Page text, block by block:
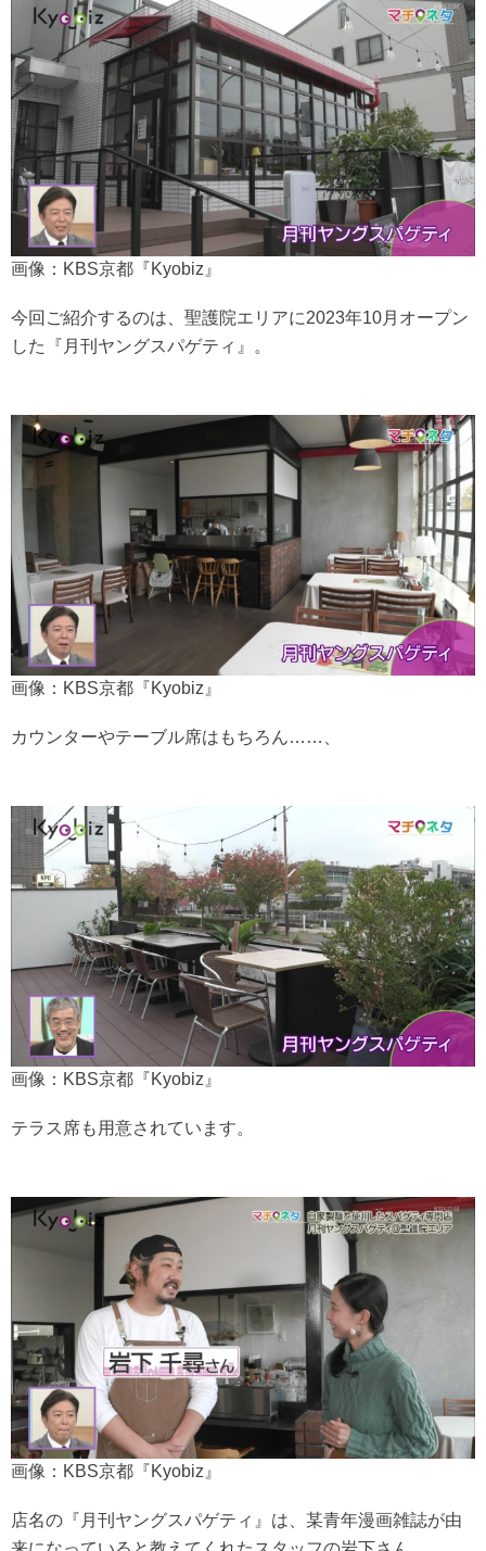
画像：KBS京都『Kyobiz』
今回ご紹介するのは、聖護院エリアに2023年10月オープン
した『月刊ヤングスパゲティ』。
画像：KBS京都『Kyobiz』
カウンターやテーブル席はもちろん……、
画像：KBS京都『Kyobiz』
テラス席も用意されています。
画像：KBS京都『Kyobiz』
店名の『月刊ヤングスパゲティ』は、某青年漫画雑誌が由